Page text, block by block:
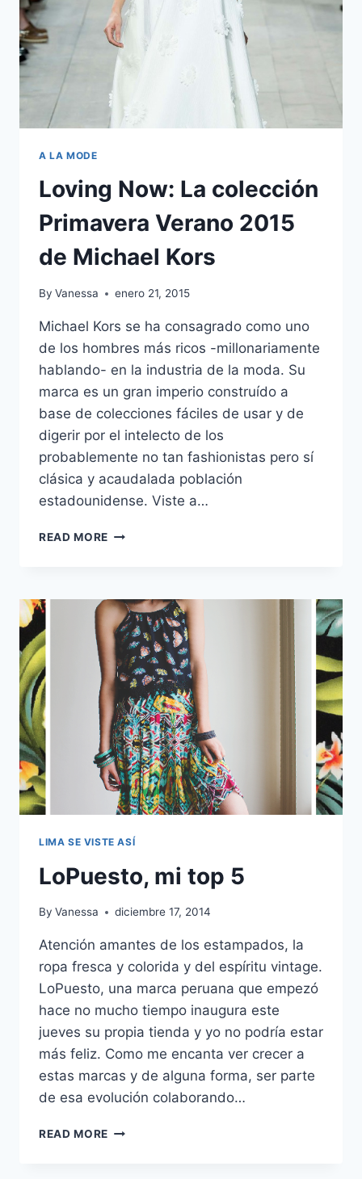
A LA MODE
Loving Now: La colección
Primavera Verano 2015
de Michael Kors
By Vanessa enero 21, 2015
Michael Kors se ha consagrado como uno
de los hombres más ricos -millonariamente
hablando- en la industria de la moda. Su
marca es un gran imperio construído a
base de colecciones fáciles de usar y de
digerir por el intelecto de los
probablemente no tan fashionistas pero sí
clásica y acaudalada población
estadounidense. Viste a…
READ MORE LOVING
PRIMAVERA
VERANO
2015
MICHAEL
KORS
LIMA SE VISTE ASÍ
LoPuesto, mi top 5
By Vanessa diciembre 17, 2014
Atención amantes de los estampados, la
ropa fresca y colorida y del espíritu vintage.
LoPuesto, una marca peruana que empezó
hace no mucho tiempo inaugura este
jueves su propia tienda y yo no podría estar
más feliz. Como me encanta ver crecer a
estas marcas y de alguna forma, ser parte
de esa evolución colaborando…
READ MORE LOPUESTO,